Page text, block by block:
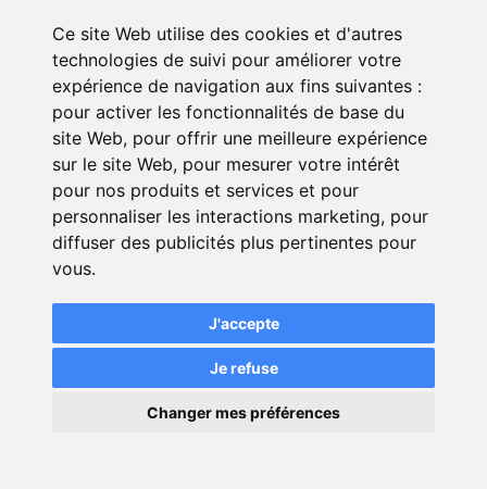
Ce site Web utilise des cookies et d'autres
technologies de suivi pour améliorer votre
expérience de navigation aux fins suivantes :
pour activer les fonctionnalités de base du
site Web, pour offrir une meilleure expérience
sur le site Web, pour mesurer votre intérêt
pour nos produits et services et pour
personnaliser les interactions marketing, pour
diffuser des publicités plus pertinentes pour
vous.
J'accepte
Je refuse
Changer mes préférences
voiture au kilomètre
Quelle assurance en ligne pour une
voiture électrique ?
Comment assurer une voiture sans
permis ?
Vous avez une autre question ? Un